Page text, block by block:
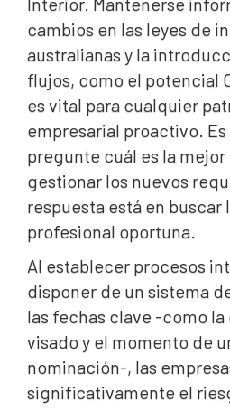
cambios en las leyes de
australianas y la
flujos, como el potencial
es vital para cualquier
empresarial proactivo.
pregunte cuál es la
gestionar los nuevos
respuesta está en buscar
profesional oportuna.
Al establecer procesos
disponer de un sistema
las fechas clave -como
visado y el momento de
nominación-, las
significativamente el